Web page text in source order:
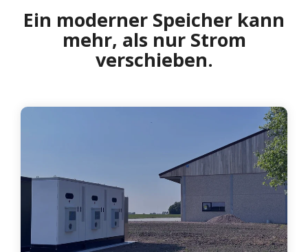
Ein moderner Speicher kann
mehr, als nur Strom
verschieben.